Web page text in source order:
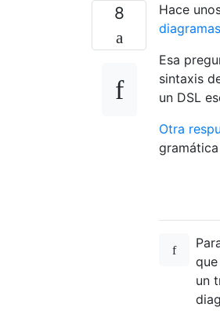
8 Hace
Esa
sintaxis
un DSL
Otra
gramática
un